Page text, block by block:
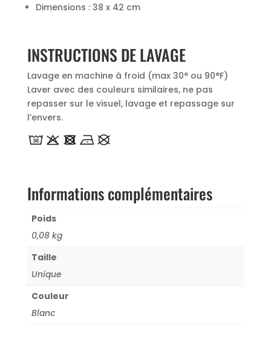
Dimensions : 38 x 42 cm
INSTRUCTIONS DE LAVAGE
Lavage en machine à froid (max 30° ou 90°F)
Laver avec des couleurs similaires, ne pas
repasser sur le visuel, lavage et repassage sur
l’envers.
Informations complémentaires
Poids
0,08 kg
Taille
Unique
Couleur
Blanc